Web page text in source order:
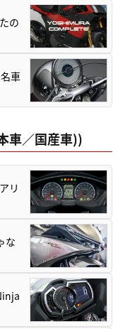
の
車
車／国産車))
リ
な